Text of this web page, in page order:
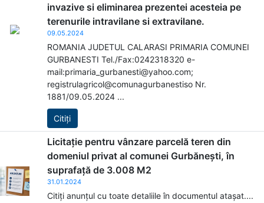
invazive si eliminarea prezentei acesteia pe
terenurile intravilane si extravilane.
09.05.2024
ROMANIA JUDETUL CALARASI PRIMARIA COMUNEI
GURBANESTI Tel./Fax:0242318320 e-
mail:primaria_gurbanesti@yahoo.com;
registrulagricol@comunagurbanestiso Nr.
1881/09.05.2024 ...
Citiți
Licitație pentru vânzare parcelă teren din
domeniul privat al comunei Gurbănești, în
suprafață de 3.008 M2
31.01.2024
Citiți anunțul cu toate detaliile în documentul atașat....